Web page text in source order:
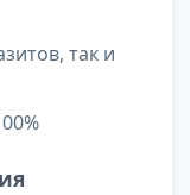
так и